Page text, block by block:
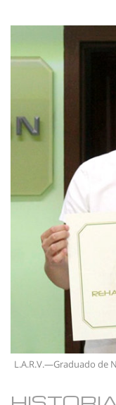
L.A.R.V.—Graduado de